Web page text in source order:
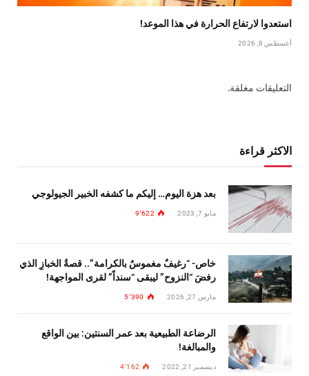
استعدوا لارتفاع الحرارة في هذا الموعد!
أغسطس 8, 2026
التعليقات مغلقة.
الاكثر قراءة
بعد هزة اليوم… إليكم ما كشفه الخبير الجيولوجي
مايو 7, 2023 9٬622
خاص- “رغيفٌ مغموسٌ بالكرامة”.. قصةُ الخبازِ الذي
رفضَ “النزوح” ليبقى “سنداً” لقرى المواجهة!
مارس 27, 2026 5٬390
الرضاعة الطبيعية بعد عمر السنتين: بين الواقع
والمبالغة!
ديسمبر 21, 2022 4٬162